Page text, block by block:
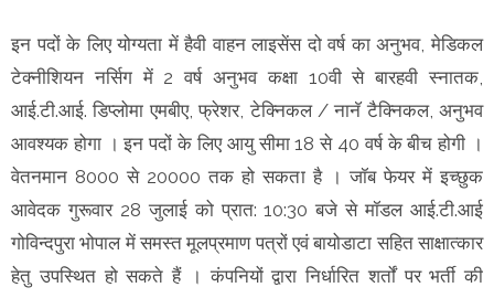
इन पदों के लिए योग्यता में हैवी वाहन लाइसेंस दो वर्ष का अनुभव, मेडिकल
टेक्नीशियन नर्सिग में 2 वर्ष अनुभव कक्षा 10वी से बारहवी स्नातक,
आई.टी.आई. डिप्लोमा एमबीए, फ्रेशर, टेक्निकल / नानॅ टैक्निकल, अनुभव
आवश्यक होगा । इन पदों के लिए आयु सीमा 18 से 40 वर्ष के बीच होगी ।
वेतनमान 8000 से 20000 तक हो सकता है । जॉब फेयर में इच्छुक
आवेदक गुरूवार 28 जुलाई को प्रात: 10:30 बजे से मॉडल आई.टी.आई
गोविन्दपुरा भोपाल में समस्त मूलप्रमाण पत्रों एवं बायोडाटा सहित साक्षात्कार
हेतु उपस्थित हो सकते हैं । कंपनियों द्वारा निर्धारित शर्तों पर भर्ती की